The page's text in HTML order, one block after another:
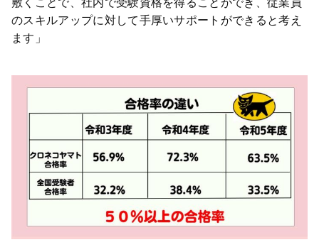
のスキルアップに対して手厚いサポートができると考え
ます」